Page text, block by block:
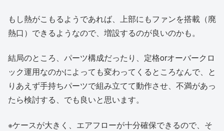
もし熱がこもるようであれば、上部にもファンを搭載（廃
熱口）できるようなので、増設するのが良いのかも。
結局のところ、パーツ構成だったり、定格orオーバークロ
ック運用なのかによっても変わってくるところなんで、と
りあえず手持ちパーツで組み立てて動作させ、不満があっ
たら検討する、でも良いと思います。
※ケースが大きく、エアフローが十分確保できるので、そ